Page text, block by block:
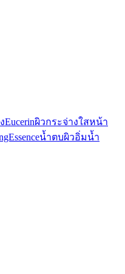
Eucerinผิวกระจ่างใสหน้า
น้ำตบผิวอิ่มน้ำ